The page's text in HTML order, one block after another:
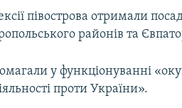
півострова отримали
районів та
у функціонуванні
проти України».